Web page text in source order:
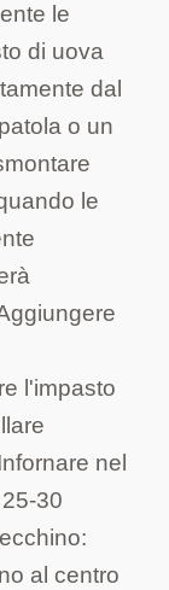
le
di uova
dal
o un
le
l'impasto
nel
30
al centro